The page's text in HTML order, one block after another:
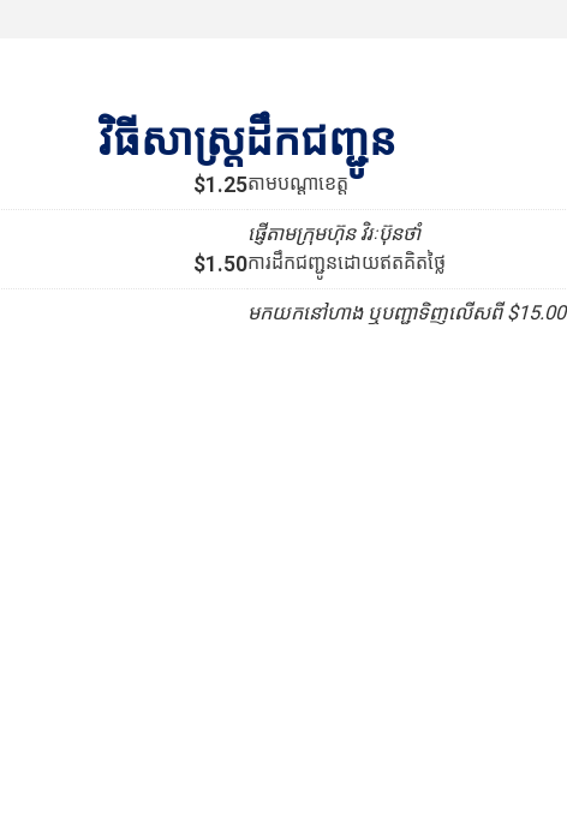
វិធីសាស្រ្តដឹកជញ្ជូន
$1.25
$1.50
តាមបណ្ដាខេត្ត
ផ្ញើតាមក្រុមហ៊ុន វិរៈប៊ុនថាំ
ការដឹកជញ្ជូនដោយឥតគិតថ្លៃ
មកយកនៅហាង ឬបញ្ជាទិញលើសពី $15.00